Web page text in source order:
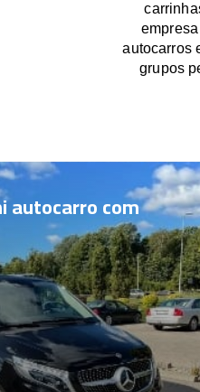
autocarros
grupos
autocarro com